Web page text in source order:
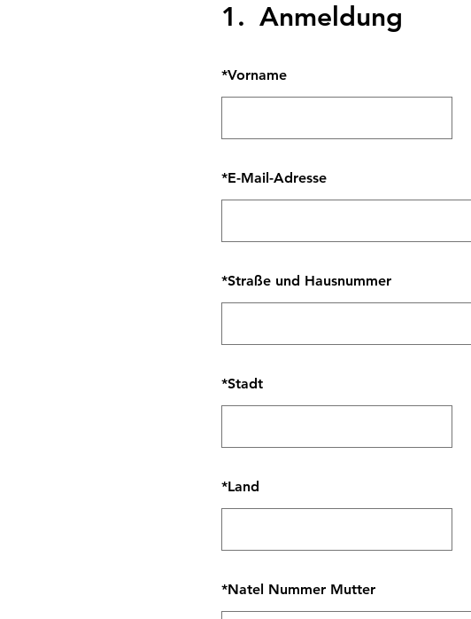
1. Anmeldung
*Vorname
*E-Mail-Adresse
*Straße und Hausnummer
*Stadt
*Land
*Natel Nummer Mutter